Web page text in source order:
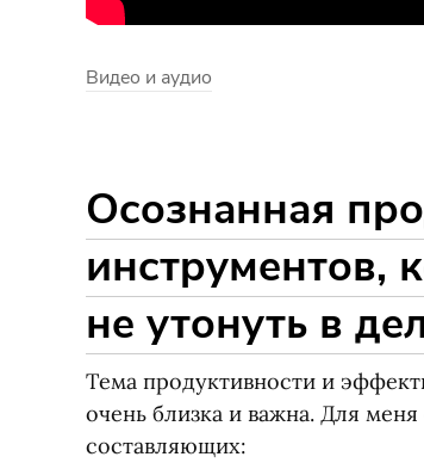
Видео и аудио
Осознанная
инструментов,
не утонуть в
Тема продуктивности и
очень близка и важна. Для
составляющих: